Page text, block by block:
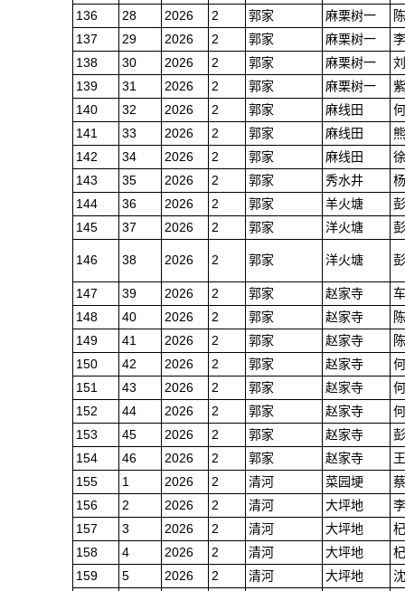
136
28 2026 2 郭家 麻栗树一
137
29 2026 2 郭家 麻栗树一
138
30 2026 2 郭家 麻栗树一
139
31 2026 2 郭家 麻栗树一
140
32 2026 2 郭家 麻线田
141
33 2026 2 郭家 麻线田
142
34 2026 2 郭家 麻线田
143
35 2026 2 郭家 秀水井
144
36 2026 2 郭家 羊火塘
145
37 2026 2 郭家 洋火塘
146 38 2026 2 郭家 洋火塘
147 39 2026 2 郭家 赵家寺
148
40 2026 2 郭家 赵家寺
149
41 2026 2 郭家 赵家寺
150
42 2026 2 郭家 赵家寺
151
43 2026 2 郭家 赵家寺
152
44 2026 2 郭家 赵家寺
153
45 2026 2 郭家 赵家寺
154
46 2026 2 郭家 赵家寺
155
1 2026 2 清河 菜园埂
156
2 2026 2 清河 大坪地
157
3 2026 2 清河 大坪地
158
4 2026 2 清河 大坪地
159
5 2026 2 清河 大坪地